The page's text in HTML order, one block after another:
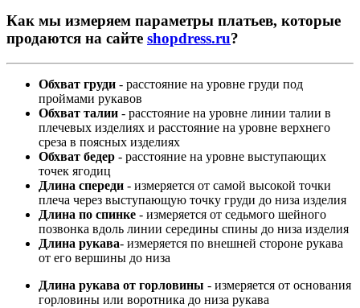
Как мы измеряем параметры платьев, которые
продаются на сайте shopdress.ru?
Обхват груди - расстояние на уровне груди под
проймами рукавов
Обхват талии - расстояние на уровне линии талии в
плечевых изделиях и расстояние на уровне верхнего
среза в поясных изделиях
Обхват бедер - расстояние на уровне выступающих
точек ягодиц
Длина спереди - измеряется от самой высокой точки
плеча через выступающую точку груди до низа изделия
Длина по спинке - измеряется от седьмого шейного
позвонка вдоль линии середины спины до низа изделия
Длина рукава- измеряется по внешней стороне рукава
от его вершины до низа
Длина рукава от горловины - измеряется от основания
горловины или воротника до низа рукава